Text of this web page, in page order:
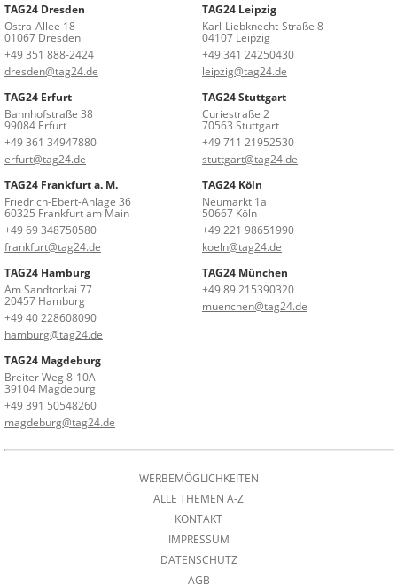
TAG24 Dresden
Ostra-Allee 18
01067 Dresden
+49 351 888-2424
dresden@tag24.de
TAG24 Leipzig
Karl-Liebknecht-Straße 8
04107 Leipzig
+49 341 24250430
leipzig@tag24.de
TAG24 Erfurt
Bahnhofstraße 38
99084 Erfurt
+49 361 34947880
erfurt@tag24.de
TAG24 Stuttgart
Curiestraße 2
70563 Stuttgart
+49 711 21952530
stuttgart@tag24.de
TAG24 Frankfurt a. M.
Friedrich-Ebert-Anlage 36
60325 Frankfurt am Main
+49 69 348750580
frankfurt@tag24.de
TAG24 Köln
Neumarkt 1a
50667 Köln
+49 221 98651990
koeln@tag24.de
TAG24 Hamburg
Am Sandtorkai 77
20457 Hamburg
+49 40 228608090
hamburg@tag24.de
TAG24 München
+49 89 215390320
muenchen@tag24.de
TAG24 Magdeburg
Breiter Weg 8-10A
39104 Magdeburg
+49 391 50548260
magdeburg@tag24.de
WERBEMÖGLICHKEITEN
ALLE THEMEN A-Z
KONTAKT
IMPRESSUM
DATENSCHUTZ
AGB